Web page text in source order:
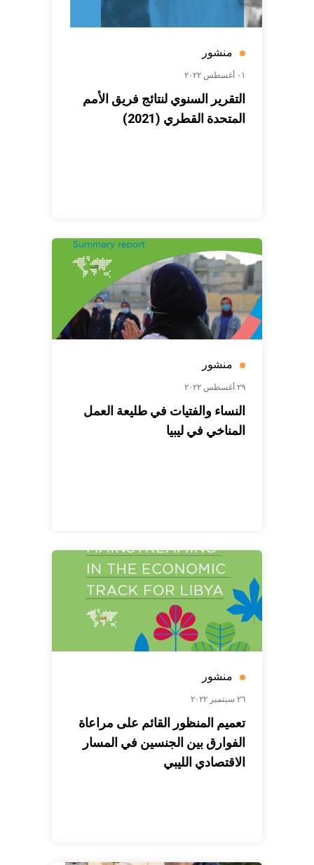
منشور
٠١ أغسطس ٢٠٢٢
التقرير السنوي لنتائج فريق الأمم
المتحدة القطري (2021)
منشور
٢٩ أغسطس ٢٠٢٢
النساء والفتيات في طليعة العمل
المناخي في ليبيا
منشور
٢٦ سبتمبر ٢٠٢٢
تعميم المنظور القائم على مراعاة
الفوارق بين الجنسين في المسار
الاقتصادي الليبي